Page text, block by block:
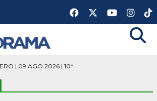
| 09 AGO 2026 | 10º